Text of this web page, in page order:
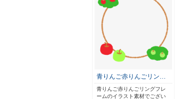
青りんご赤りんごリン…
青りんご赤りんごリングフレ
ームのイラスト素材でござい